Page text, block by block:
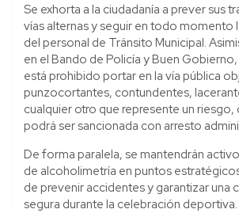
Se exhorta a la ciudadanía a prever sus
vías alternas y seguir en todo momento
del personal de Tránsito Municipal.
en el Bando de Policía y Buen
está prohibido portar en la vía pública
punzocortantes, contundentes,
cualquier otro que represente un
podrá ser sancionada con arresto
De forma paralela, se mantendrán
de alcoholimetría en puntos
de prevenir accidentes y garantizar una
segura durante la celebración deportiva.